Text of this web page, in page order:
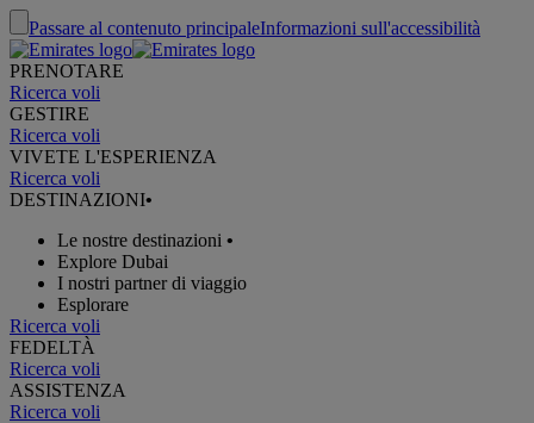
Passare al contenuto principaleInformazioni sull'accessibilità
PRENOTARE
Ricerca voli
GESTIRE
Ricerca voli
VIVETE L'ESPERIENZA
Ricerca voli
DESTINAZIONI•
Le nostre destinazioni •
Explore Dubai
I nostri partner di viaggio
Esplorare
Ricerca voli
FEDELTÀ
Ricerca voli
ASSISTENZA
Ricerca voli